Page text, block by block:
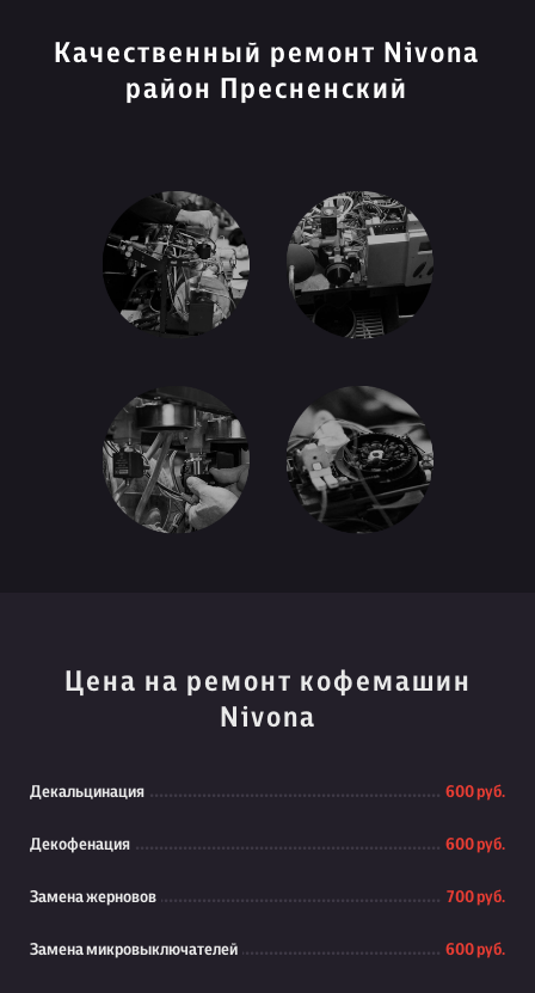
Качественный ремонт Nivona
район Пресненский
Цена на ремонт кофемашин
Nivona
Декальцинация 600 руб.
Декофенация 600 руб.
Замена жерновов 700 руб.
Замена микровыключателей 600 руб.